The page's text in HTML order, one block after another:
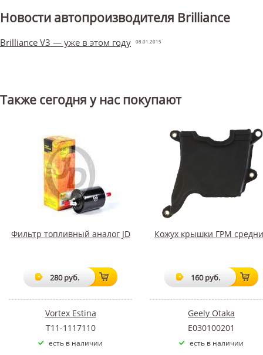
Новости автопроизводителя Brilliance
Brilliance V3 — уже в этом году 08.01.2015
Также сегодня у нас покупают
Фильтр топливный аналог JD
280 руб.
Vortex Estina
T11-1117110
есть в наличии
Кожух крышки ГРМ
160 руб.
Geely Otaka
E030100201
есть в наличии